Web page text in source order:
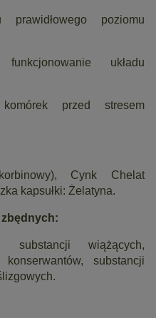
poziomu
układu
przed stresem
Cynk Chelat
kapsułki: Żelatyna.
substancji wiążących,
konserwantów, substancji